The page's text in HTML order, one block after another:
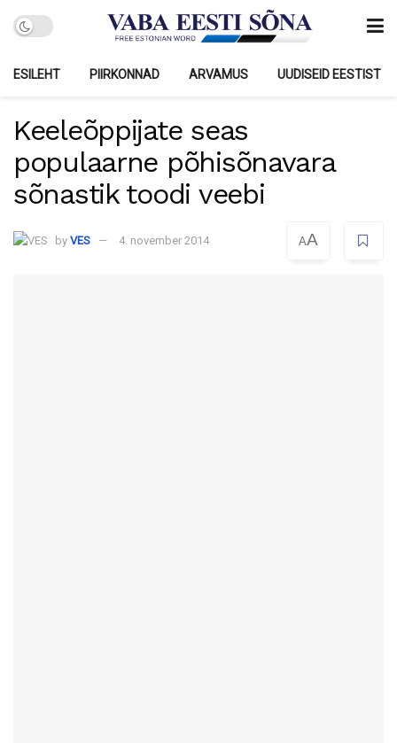
ESILEHT PIIRKONNAD ARVAMUS UUDISEID EESTIST
Keeleõppijate seas
populaarne põhisõnavara
sõnastik toodi veebi
by VES 4. november 2014 AA